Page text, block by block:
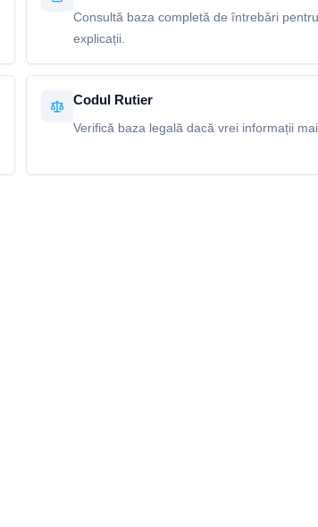
Consultă baza completă de întrebări
explicații.
Codul Rutier
Verifică baza legală dacă vrei informații